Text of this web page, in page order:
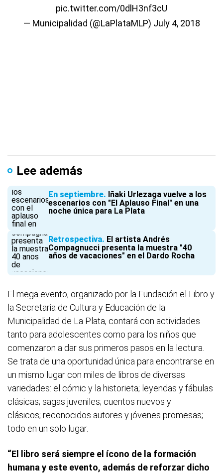
pic.twitter.com/0dlH3nf3cU
— Municipalidad (@LaPlataMLP) July 4, 2018
Lee además
En septiembre Iñaki Urlezaga vuelve a los
escenarios con "El Aplauso Final" en una
noche única para La Plata
Retrospectiva El artista Andrés
Compagnucci presenta la muestra "40
años de vacaciones" en el Dardo Rocha
El mega evento, organizado por la Fundación el Libro y
la Secretaria de Cultura y Educación de la
Municipalidad de La Plata, contará con actividades
tanto para adolescentes como para los niños que
comenzaron a dar sus primeros pasos en la lectura.
Se trata de una oportunidad única para encontrarse en
un mismo lugar con miles de libros de diversas
variedades: el cómic y la historieta; leyendas y fábulas
clásicas; sagas juveniles; cuentos nuevos y
clásicos; reconocidos autores y jóvenes promesas;
todo en un solo lugar.
“El libro será siempre el ícono de la formación
humana y este evento, además de reforzar dicho